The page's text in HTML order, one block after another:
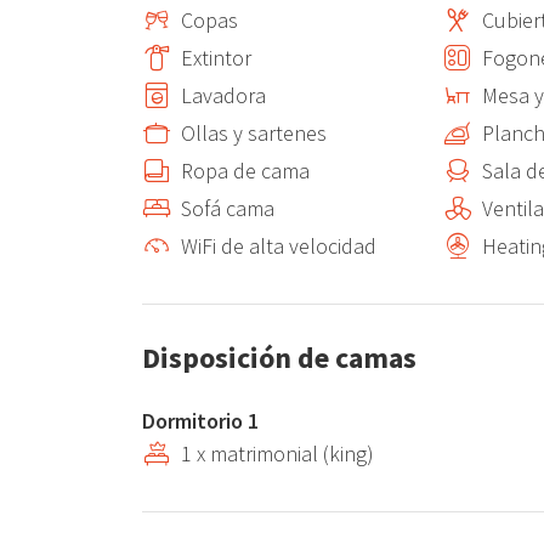
ENTORNO
La playa más cercana, Punta Raset, está a escasos
preparadas para niños. Para los más cómodos el
El port de Denia muy cercano también disfruta de
verano , discotecas.
Las empresas de alquileres de Barcos, jet ski o
Copas
Extintor
Lavadora
Mesa
Ollas y sartenes
Ropa de cama
Sala
Sofá cama
WiFi de alta velocidad
Disposición de camas
Dormitorio 1
1 x matrimonial (king)